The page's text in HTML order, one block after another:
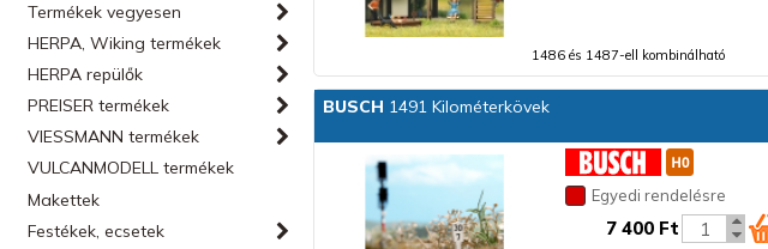
Termékek vegyesen
HERPA, Wiking termékek
HERPA repülők
PREISER termékek
VIESSMANN termékek
VULCANMODELL termékek
Makettek
Festékek, ecsetek
1486 és 1487-ell kombinálható
BUSCH 1491 Kilométerkövek
Egyedi rendelésre
7 400 Ft